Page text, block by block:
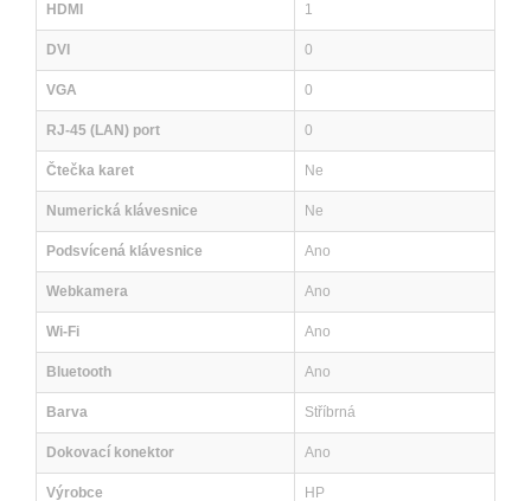
HDMI 1
DVI 0
VGA 0
RJ-45 (LAN) port 0
Čtečka karet Ne
Numerická klávesnice Ne
Podsvícená klávesnice Ano
Webkamera Ano
Wi-Fi Ano
Bluetooth Ano
Barva Stříbrná
Dokovací konektor Ano
Výrobce HP